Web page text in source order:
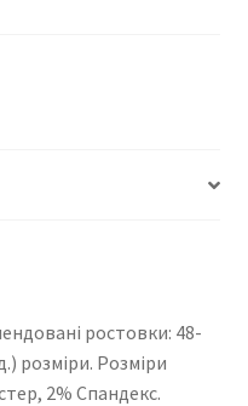
ростовки: 48-
розміри. Розміри
2% Спандекс.